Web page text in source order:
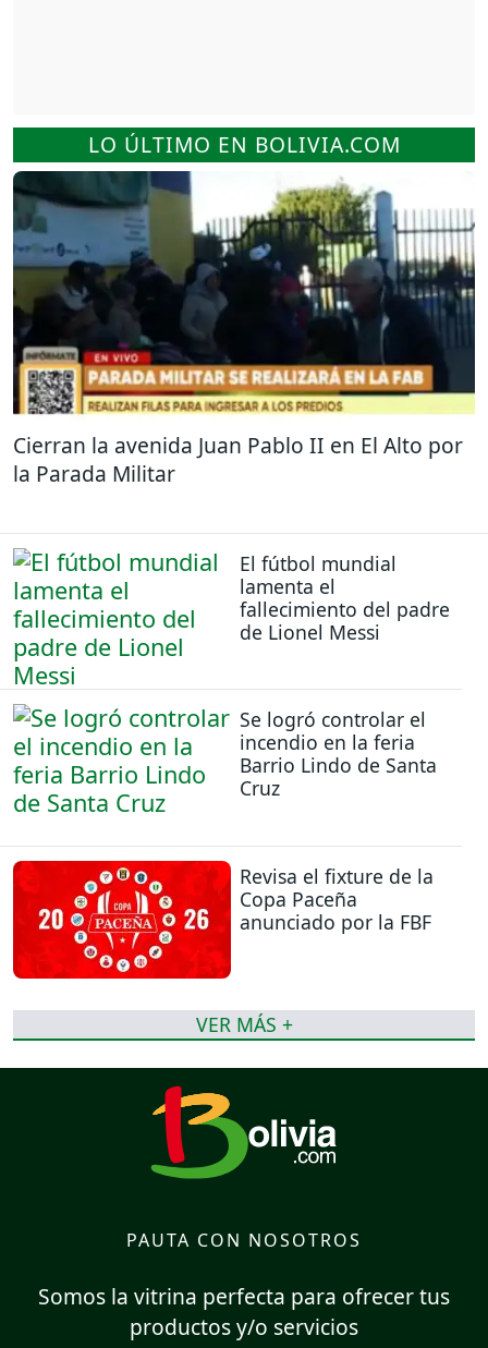
LO ÚLTIMO EN BOLIVIA.COM
Cierran la avenida Juan Pablo II en El Alto por
la Parada Militar
El fútbol mundial
lamenta el
fallecimiento del padre
de Lionel Messi
Se logró controlar el
incendio en la feria
Barrio Lindo de Santa
Cruz
Revisa el fixture de la
Copa Paceña
anunciado por la FBF
VER MÁS +
PAUTA CON NOSOTROS
Somos la vitrina perfecta para ofrecer tus
productos y/o servicios